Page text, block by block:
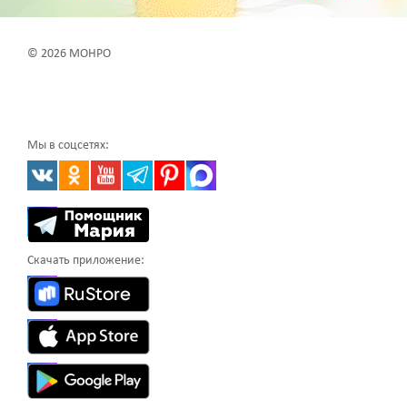
© 2026 МОНРО
Мы в соцсетях:
Скачать приложение: